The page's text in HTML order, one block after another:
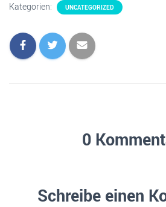
Kategorien: UNCATEGORIZED
0
Schreibe einen